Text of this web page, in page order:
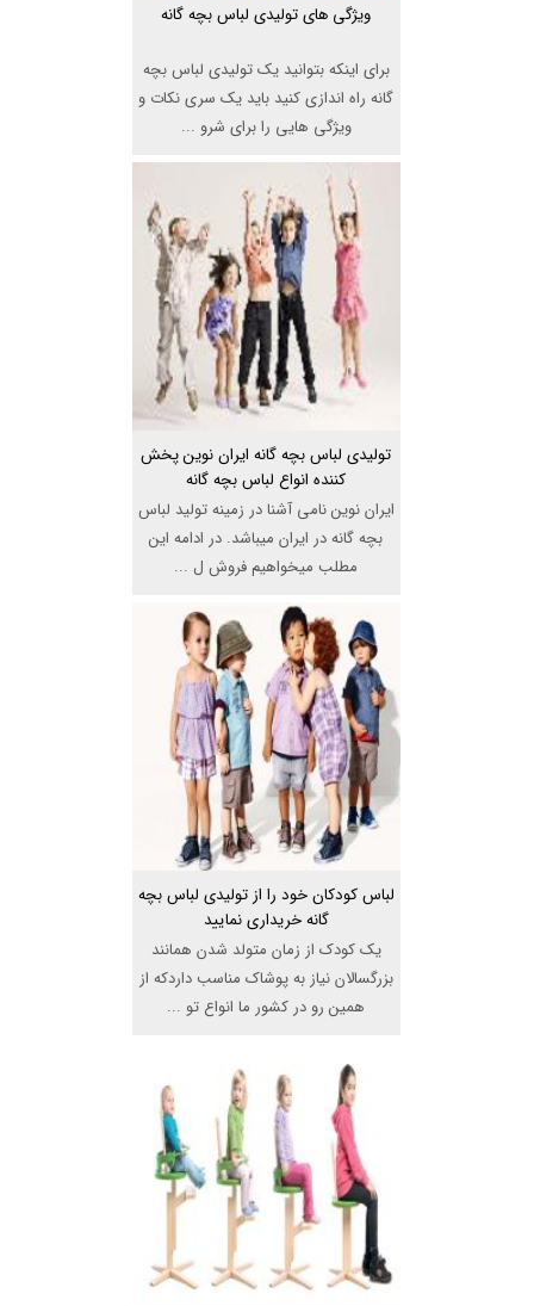
ویژگی های تولیدی لباس بچه گانه
برای اینکه بتوانید یک تولیدی لباس بچه
گانه راه اندازی کنید باید یک سری نکات و
ویژگی هایی را برای شرو ...
تولیدی لباس بچه گانه ایران نوین پخش
کننده انواع لباس بچه گانه
ایران نوین نامی آشنا در زمینه تولید لباس
بچه گانه در ایران میباشد. در ادامه این
مطلب میخواهیم فروش ل ...
لباس کودکان خود را از تولیدی لباس بچه
گانه خریداری نمایید
یک کودک از زمان متولد شدن همانند
بزرگسالان نیاز به پوشاک مناسب داردکه از
همین رو در کشور ما انواع تو ...